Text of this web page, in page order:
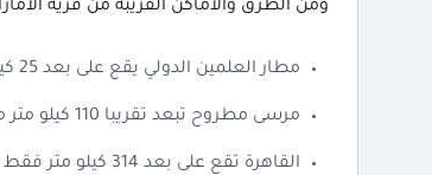
ومن الطرق والأماكن القريبة من قرية
مطار العلمين الدولي يقع على بعد 25 كيلو متر من قرية الامارات هايتس.
مرسى مطروح تبعد تقريبا 110 كيلو متر من قرية الامارات هايتس الساحل.
القاهرة تقع على بعد 314 كيلو متر فقط من القرية